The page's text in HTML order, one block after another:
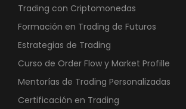
Trading con Criptomonedas
Formación en Trading de Futuros
Estrategias de Trading
Curso de Order Flow y Market Profille
Mentorías de Trading Personalizadas
Certificación en Trading